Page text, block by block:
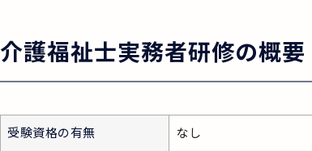
介護福祉士実務者研修の概要
受験資格の有無 なし